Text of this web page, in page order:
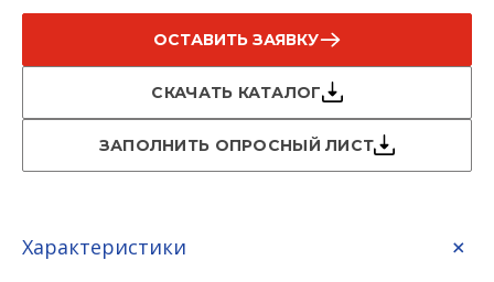
ОСТАВИТЬ ЗАЯВКУ
СКАЧАТЬ КАТАЛОГ
ЗАПОЛНИТЬ ОПРОСНЫЙ ЛИСТ
Характеристики